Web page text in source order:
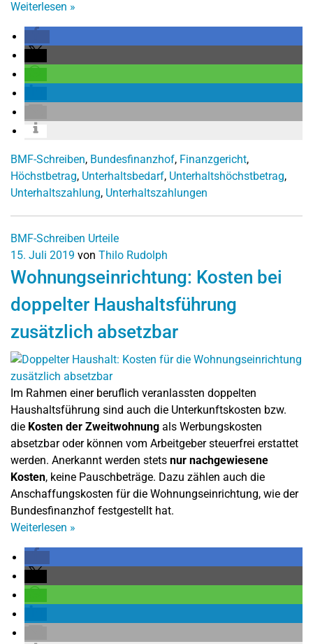
Weiterlesen »
BMF-Schreiben, Bundesfinanzhof, Finanzgericht,
Höchstbetrag, Unterhaltsbedarf, Unterhaltshöchstbetrag,
Unterhaltszahlung, Unterhaltszahlungen
BMF-Schreiben Urteile
15. Juli 2019 von Thilo Rudolph
Wohnungseinrichtung: Kosten bei
doppelter Haushaltsführung
zusätzlich absetzbar
Im Rahmen einer beruflich veranlassten doppelten
Haushaltsführung sind auch die Unterkunftskosten bzw.
die Kosten der Zweitwohnung als Werbungskosten
absetzbar oder können vom Arbeitgeber steuerfrei erstattet
werden. Anerkannt werden stets nur nachgewiesene
Kosten, keine Pauschbeträge. Dazu zählen auch die
Anschaffungskosten für die Wohnungseinrichtung, wie der
Bundesfinanzhof festgestellt hat.
Weiterlesen »